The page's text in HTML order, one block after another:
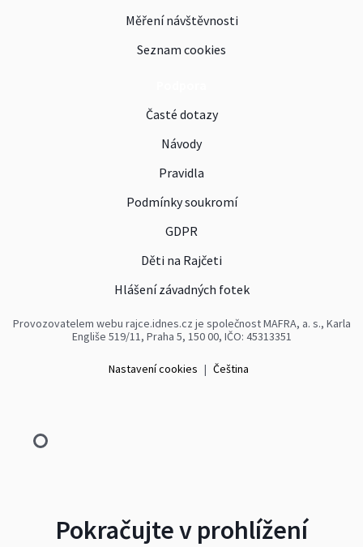
Měření návštěvnosti
Seznam cookies
Časté dotazy
Návody
Pravidla
Podmínky soukromí
GDPR
Děti na Rajčeti
Hlášení závadných fotek
Provozovatelem webu rajce.idnes.cz je společnost MAFRA, a. s., Karla
Engliše 519/11, Praha 5, 150 00, IČO: 45313351
Nastavení cookies | Čeština
Pokračujte v prohlížení